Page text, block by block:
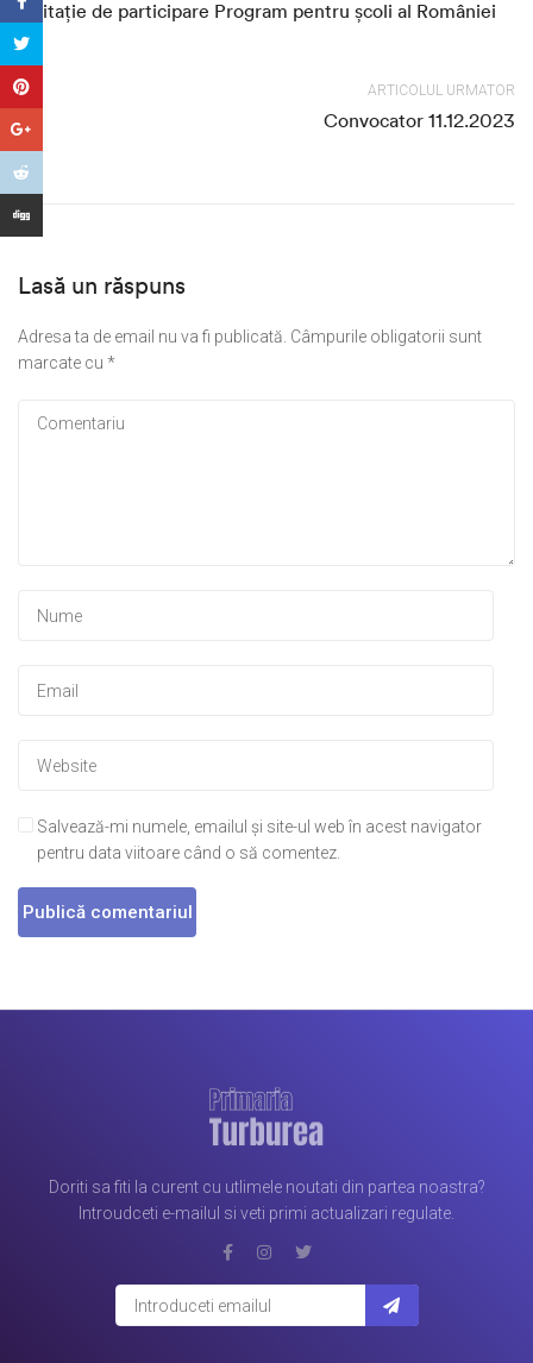
Invitație de participare Program pentru școli al României
ARTICOLUL URMATOR
Convocator 11.12.2023
Lasă un răspuns
Adresa ta de email nu va fi publicată. Câmpurile obligatorii sunt
marcate cu *
Salvează-mi numele, emailul și site-ul web în acest navigator
pentru data viitoare când o să comentez.
Doriti sa fiti la curent cu utlimele noutati din partea noastra?
Introudceti e-mailul si veti primi actualizari regulate.